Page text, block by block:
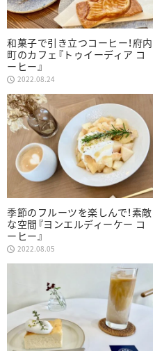
和菓子で引き立つコーヒー！府内
町のカフェ『トゥイーディア コ
ーヒー』
2022.08.24
季節のフルーツを楽しんで！素敵
な空間『ヨンエルディーケー コ
ーヒー』
2022.08.05